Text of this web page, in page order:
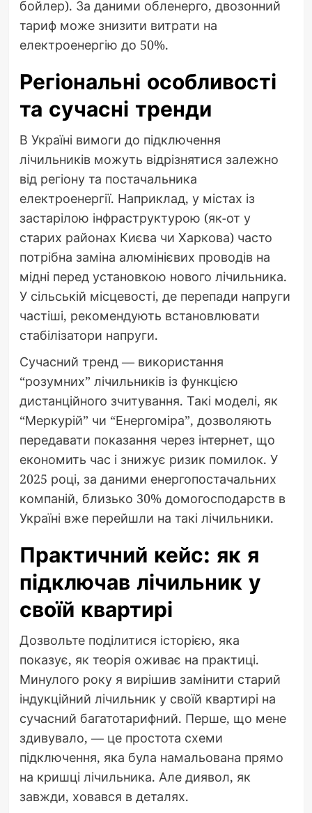
бойлер). За даними обленерго, двозонний
тариф може знизити витрати на
електроенергію до 50%.
Регіональні особливості
та сучасні тренди
В Україні вимоги до підключення
лічильників можуть відрізнятися залежно
від регіону та постачальника
електроенергії. Наприклад, у містах із
застарілою інфраструктурою (як-от у
старих районах Києва чи Харкова) часто
потрібна заміна алюмінієвих проводів на
мідні перед установкою нового лічильника.
У сільській місцевості, де перепади напруги
частіші, рекомендують встановлювати
стабілізатори напруги.
Сучасний тренд — використання
“розумних” лічильників із функцією
дистанційного зчитування. Такі моделі, як
“Меркурій” чи “Енергоміра”, дозволяють
передавати показання через інтернет, що
економить час і знижує ризик помилок. У
2025 році, за даними енергопостачальних
компаній, близько 30% домогосподарств в
Україні вже перейшли на такі лічильники.
Практичний кейс: як я
підключав лічильник у
своїй квартирі
Дозвольте поділитися історією, яка
показує, як теорія оживає на практиці.
Минулого року я вирішив замінити старий
індукційний лічильник у своїй квартирі на
сучасний багатотарифний. Перше, що мене
здивувало, — це простота схеми
підключення, яка була намальована прямо
на кришці лічильника. Але диявол, як
завжди, ховався в деталях.